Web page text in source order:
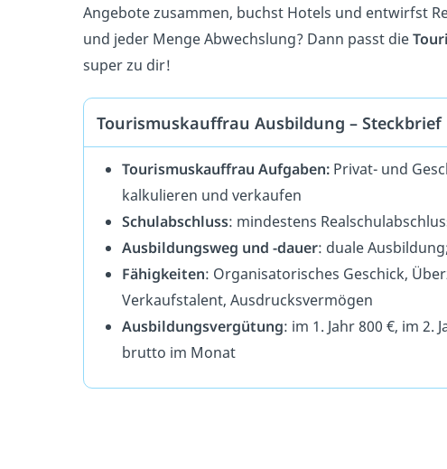
Angebote zusammen, buchst Hotels und entwirfst
und jeder Menge Abwechslung? Dann passt die
super zu dir!
Tourismuskauffrau Ausbildung – Steckbrief
Tourismuskauffrau Aufgaben: Privat- und
kalkulieren und verkaufen
Schulabschluss: mindestens
Ausbildungsweg und -dauer: duale
Fähigkeiten: Organisatorisches Geschick,
Verkaufstalent, Ausdrucksvermögen
Ausbildungsvergütung: im 1. Jahr 800 €, im 2.
brutto im Monat